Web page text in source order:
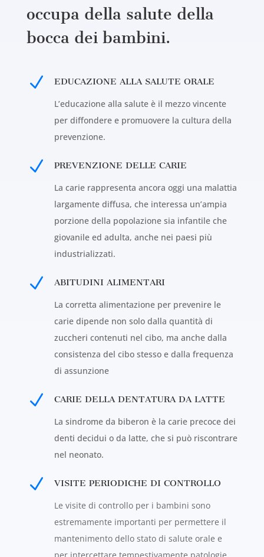
occupa della salute della
bocca dei bambini.
N EDUCAZIONE ALLA SALUTE ORALE
L’educazione alla salute è il mezzo vincente
per diffondere e promuovere la cultura della
prevenzione.
N PREVENZIONE DELLE CARIE
La carie rappresenta ancora oggi una malattia
largamente diffusa, che interessa un’ampia
porzione della popolazione sia infantile che
giovanile ed adulta, anche nei paesi più
industrializzati.
N ABITUDINI ALIMENTARI
La corretta alimentazione per prevenire le
carie dipende non solo dalla quantità di
zuccheri contenuti nel cibo, ma anche dalla
consistenza del cibo stesso e dalla frequenza
di assunzione
N CARIE DELLA DENTATURA DA LATTE
La sindrome da biberon è la carie precoce dei
denti decidui o da latte, che si può riscontrare
nel neonato.
N VISITE PERIODICHE DI CONTROLLO
Le visite di controllo per i bambini sono
estremamente importanti per permettere il
mantenimento dello stato di salute orale e
per intercettare tempestivamente patologie